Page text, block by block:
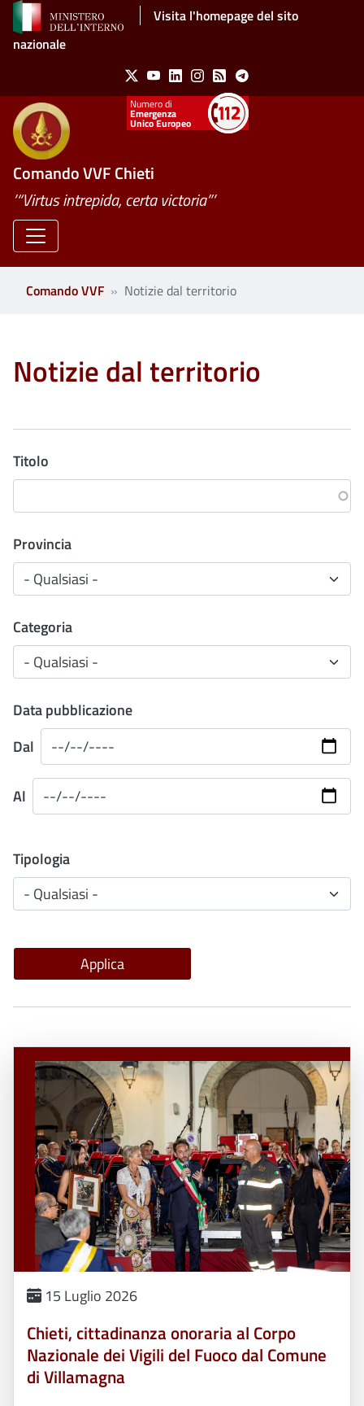
Salta al contenuto principaleVisita l'homepage del sito
nazionale
Social Menu
X YoutubeLinkedinInstagram
Feed Telegram
Emergenza
Unico Europeo
Comando VVF Chieti
’“Virtus intrepida, certa victoria”’
Comando VVF Notizie dal territorio
Notizie dal territorio
Titolo
Provincia
Categoria
Data pubblicazione
Dal
Al
Tipologia
15 Luglio 2026
Chieti, cittadinanza onoraria al Corpo
Nazionale dei Vigili del Fuoco dal Comune
di Villamagna